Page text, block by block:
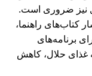
نیز ضروری است.
کتاب‌های راهنما،
برنامه‌های
غذای حلال، کاهش